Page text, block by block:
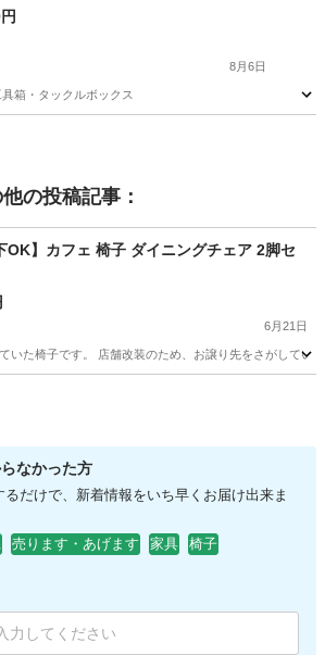
8月6日
箱・タックルボックス
の投稿記事：
OK】カフェ 椅子 ダイニングチェア 2脚セ
6月21日
いた椅子です。 店舗改装のため、お譲り先をさがして
なかった方
だけで、新着情報をいち早くお届け出来ま
売ります・あげます 家具
椅子